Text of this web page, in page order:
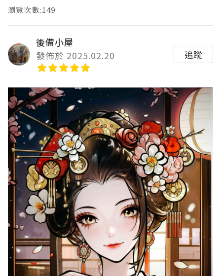
瀏覽次數:149
後備小屋
發佈於 2025.02.20
追蹤